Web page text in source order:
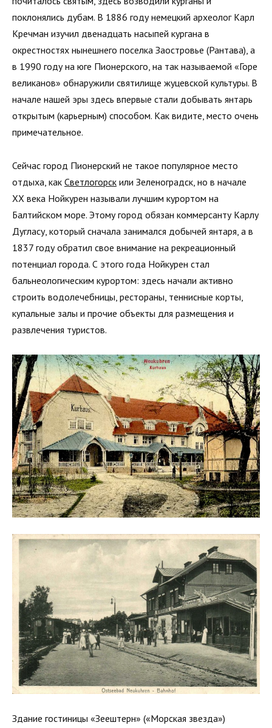
поклонялись дубам. В 1886 году немецкий археолог Карл
Кречман изучил двенадцать насыпей кургана в
окрестностях нынешнего поселка Заостровье (Рантава), а
в 1990 году на юге Пионерского, на так называемой «Горе
великанов» обнаружили святилище жуцевской культуры. В
начале нашей эры здесь впервые стали добывать янтарь
открытым (карьерным) способом. Как видите, место очень
примечательное.
Сейчас город Пионерский не такое популярное место
отдыха, как Светлогорск или Зеленоградск, но в начале
XX века Нойкурен называли лучшим курортом на
Балтийском море. Этому город обязан коммерсанту Карлу
Дугласу, который сначала занимался добычей янтаря, а в
1837 году обратил свое внимание на рекреационный
потенциал города. С этого года Нойкурен стал
бальнеологическим курортом: здесь начали активно
строить водолечебницы, рестораны, теннисные корты,
купальные залы и прочие объекты для размещения и
развлечения туристов.
Здание гостиницы «Зеештерн» («Морская звезда»)